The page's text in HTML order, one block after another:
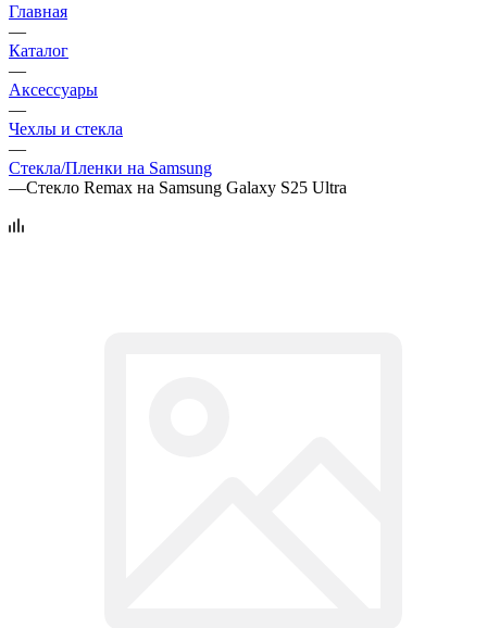
Главная
—
Каталог
—
Аксессуары
—
Чехлы и стекла
—
Стекла/Пленки на Samsung
—Стекло Remax на Samsung Galaxy S25 Ultra